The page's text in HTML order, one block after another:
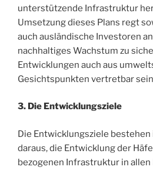
unterstützende Infrastruktur
Umsetzung dieses Plans regt
auch ausländische Investoren
nachhaltiges Wachstum zu
Entwicklungen auch aus
Gesichtspunkten vertretbar
3. Die Entwicklungsziele
Die Entwicklungsziele
daraus, die Entwicklung der
bezogenen Infrastruktur in allen